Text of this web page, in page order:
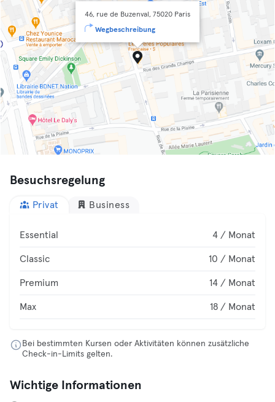
46, rue de Buzenval, 75020 Paris
Wegbeschreibung
Besuchsregelung
Privat Business
Essential 4 / Monat
Classic 10 / Monat
Premium 14 / Monat
Max 18 / Monat
Bei bestimmten Kursen oder Aktivitäten können zusätzliche
Check-in-Limits gelten.
Wichtige Informationen